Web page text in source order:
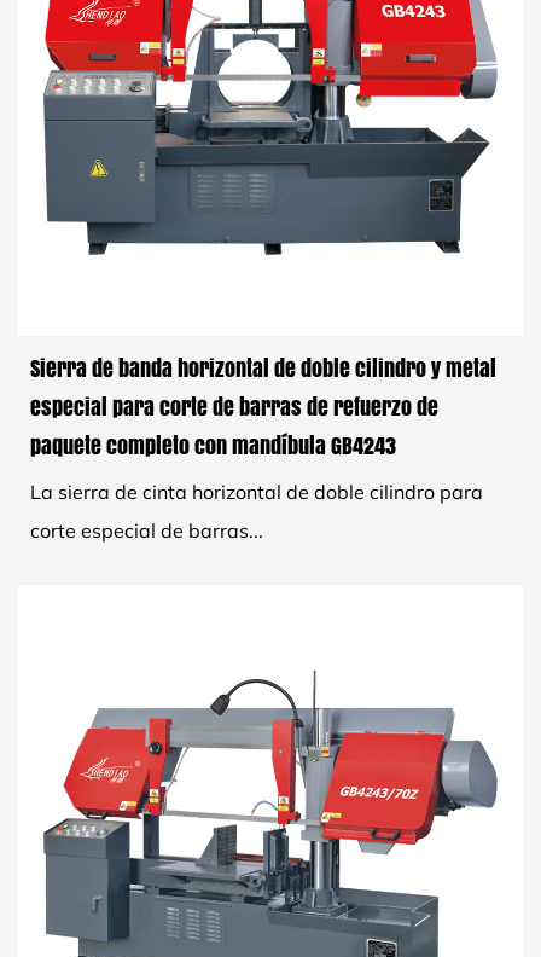
Sierra de banda horizontal de doble cilindro y metal
especial para corte de barras de refuerzo de
paquete completo con mandíbula GB4243
La sierra de cinta horizontal de doble cilindro para
corte especial de barras...